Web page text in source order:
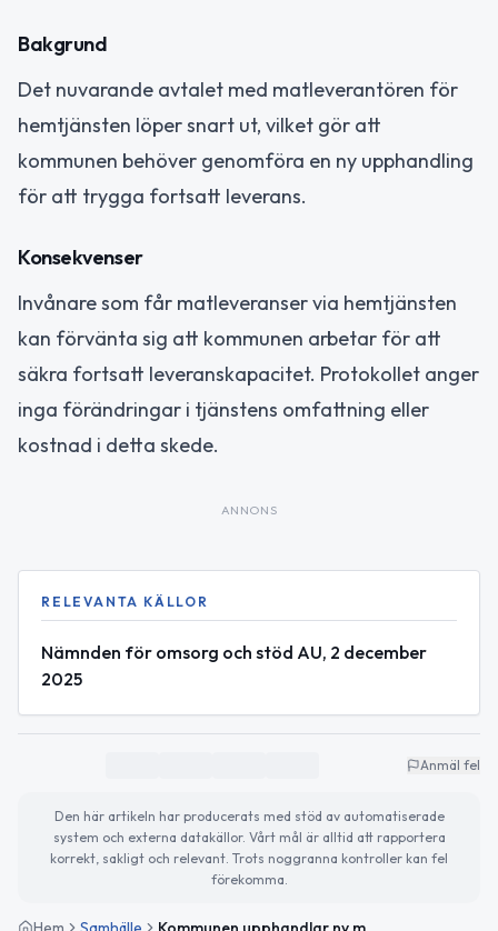
Bakgrund
Det nuvarande avtalet med matleverantören för
hemtjänsten löper snart ut, vilket gör att
kommunen behöver genomföra en ny upphandling
för att trygga fortsatt leverans.
Konsekvenser
Invånare som får matleveranser via hemtjänsten
kan förvänta sig att kommunen arbetar för att
säkra fortsatt leveranskapacitet. Protokollet anger
inga förändringar i tjänstens omfattning eller
kostnad i detta skede.
ANNONS
RELEVANTA KÄLLOR
Nämnden för omsorg och stöd AU, 2 december
2025
Anmäl fel
Den här artikeln har producerats med stöd av automatiserade
system och externa datakällor. Vårt mål är alltid att rapportera
korrekt, sakligt och relevant. Trots noggranna kontroller kan fel
förekomma.